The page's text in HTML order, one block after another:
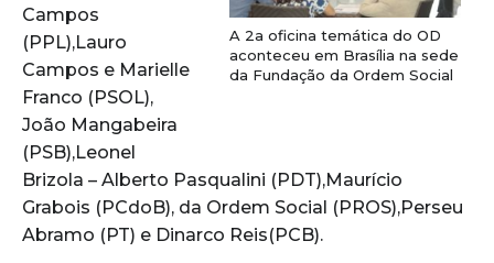
A 2a oficina temática do OD
aconteceu em Brasília na sede
da Fundação da Ordem Social
Campos
(PPL),Lauro
Campos e Marielle
Franco (PSOL),
João Mangabeira
(PSB),Leonel
Brizola – Alberto Pasqualini (PDT),Maurício
Grabois (PCdoB), da Ordem Social (PROS),Perseu
Abramo (PT) e Dinarco Reis(PCB).